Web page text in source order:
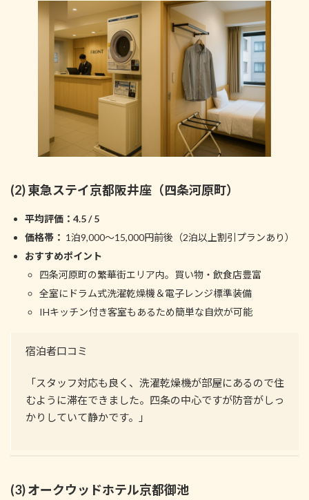
(2) 東急ステイ京都阪井座（四条河原町）
平均評価：4.5 / 5
価格帯： 1泊9,000～15,000円前後（2泊以上割引プランあり）
おすすめポイント
四条河原町の繁華街エリア内。買い物・飲食店豊富
全室にドラム式洗濯乾燥機＆電子レンジ標準装備
IHキッチン付き客室もあるため簡単な自炊が可能
宿泊者口コミ
「スタッフ対応も良く、洗濯乾燥機が部屋にあるので住
むように滞在できました。四条の中心ですが防音がしっ
かりしていて静かです。」
(3) オークウッドホテル京都御池